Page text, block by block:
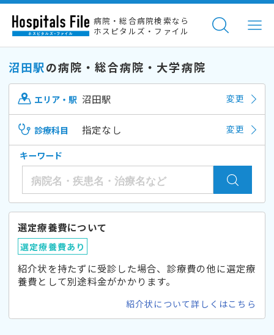
病院・総合病院検索なら
ホスピタルズ・ファイル
沼田駅の病院・総合病院・大学病院
エリア・駅 沼田駅 変更
診療科目 指定なし 変更
キーワード
選定療養費について
選定療養費あり
紹介状を持たずに受診した場合、診療費の他に選定療
養費として別途料金がかかります。
紹介状について詳しくはこちら